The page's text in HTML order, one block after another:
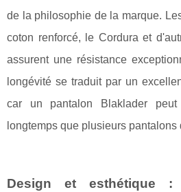
de la philosophie de la marque.
coton renforcé, le Cordura et
assurent une résistance
longévité se traduit par un
car un pantalon Blaklader
longtemps que plusieurs
Design et esthétique